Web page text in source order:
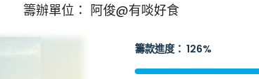
籌辦單位： 阿俊@有啖好食
籌款進度： 126%